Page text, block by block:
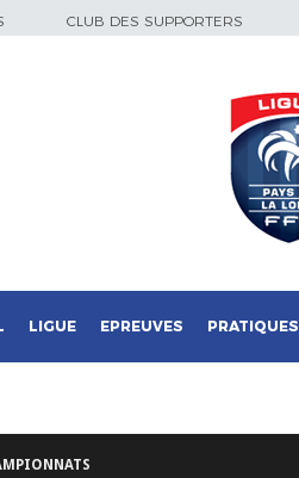
CLUB DES SUPPORTERS
LIGUE EPREUVES PRATIQUES